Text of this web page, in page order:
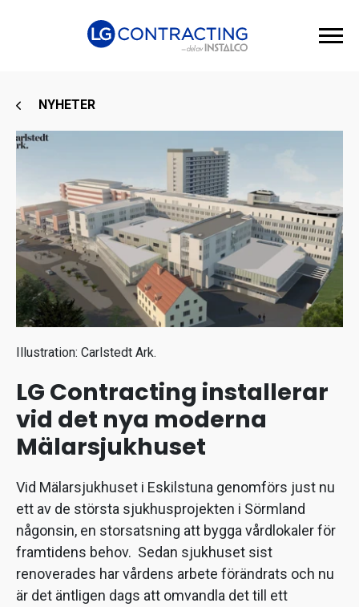
NYHETER
Illustration: Carlstedt Ark.
LG Contracting installerar
vid det nya moderna
Mälarsjukhuset
Vid Mälarsjukhuset i Eskilstuna genomförs just nu
ett av de största sjukhusprojekten i Sörmland
någonsin, en storsatsning att bygga vårdlokaler för
framtidens behov. Sedan sjukhuset sist
renoverades har vårdens arbete förändrats och nu
är det äntligen dags att omvandla det till ett